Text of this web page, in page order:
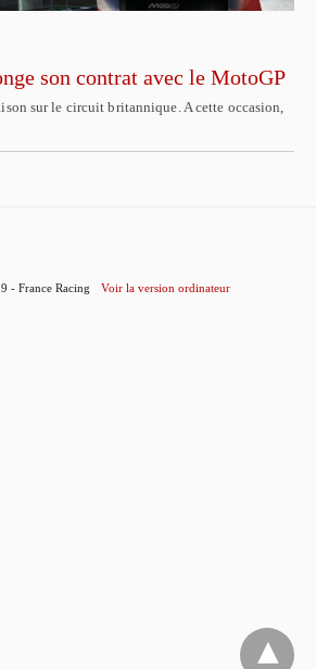
son contrat avec le MotoGP
sur le circuit britannique. A cette occasion,
- France Racing Voir la version ordinateur